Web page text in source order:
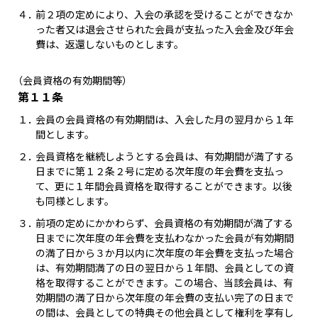
４．前２項の定めにより、入会の承認を受けることができなか
った者又は退会させられた会員が支払った入会金及び年会
費は、返還しないものとします。
（会員資格の有効期間等）
第１１条
１．会員の会員資格の有効期間は、入会した月の翌月から１年
間とします。
２．会員資格を継続しようとする会員は、有効期間が満了する
日までに第１２条２号に定める次年度の年会費を支払っ
て、更に１年間会員資格を取得することができます。以後
も同様とします。
３．前項の定めにかかわらず、会員資格の有効期間が満了する
日までに次年度の年会費を支払わなかった会員が有効期間
の満了日から３か月以内に次年度の年会費を支払った場合
は、有効期間満了の日の翌日から１年間、会員としての資
格を取得することができます。この場合、当該会員は、有
効期間の満了日から次年度の年会費の支払い完了の日まで
の間は、会員としての特典その他会員として権利を享有し